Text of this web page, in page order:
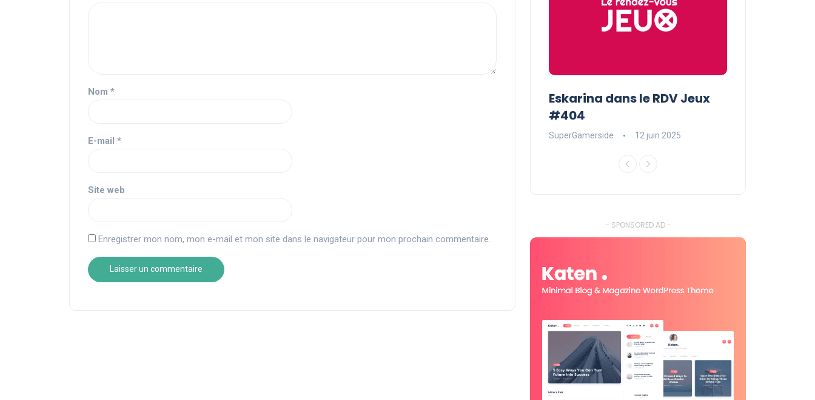
Nom *
E-mail *
Site web
Enregistrer mon nom, mon e-mail et mon site dans le navigateur pour mon prochain commentaire.
Eskarina dans le RDV Jeux
#404
SuperGamerside 12 juin 2025
- SPONSORED AD -